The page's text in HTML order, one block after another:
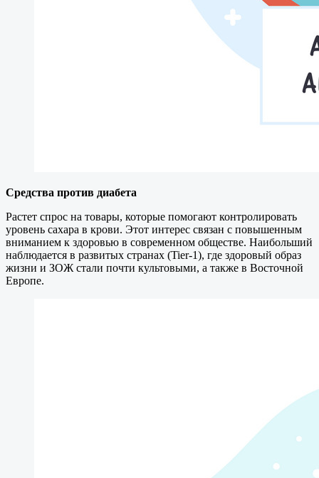
Средства против диабета
Растет спрос на товары, которые помогают контролировать
уровень сахара в крови. Этот интерес связан с повышенным
вниманием к здоровью в современном обществе. Наибольший
наблюдается в развитых странах (Tier-1), где здоровый образ
жизни и ЗОЖ стали почти культовыми, а также в Восточной
Европе.